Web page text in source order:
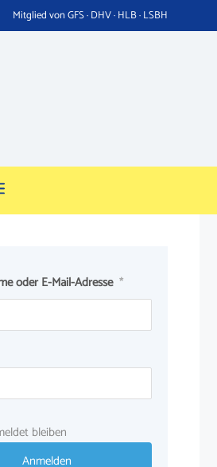
Mitglied von GFS · DHV · HLB · LSBH
oder E-Mail-Adresse *
bleiben